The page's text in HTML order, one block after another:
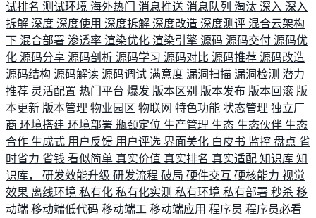
试排名 测试环境 海外热门 消息推送 消息队列 淘汰 深入 深入
拆解 深度 深度使用 深度拆解 深度改造 深度测评 混合云架构
下 混合部署 渗透率 渲染优化 渲染引擎 源码 源码交付 源码优
化 源码分享 源码剖析 源码学习 源码对比 源码推荐 源码改造
源码结构 源码解读 源码调试 满意度 漏洞扫描 漏洞检测 潜力
推荐 灵活配置 热门平台 爆发 版本区别 版本发布 版本回滚 版
本更新 版本管理 物业园区 物联网 特色功能 状态管理 独立厂
商 环境搭建 环境部署 瓶颈定位 生产管理 生态 生态伙伴 生态
合作 生成式 用户反馈 用户评选 界面美化 白皮书 监控 盘点 省
时省力 省钱 看似简单 真实价值 真实排名 真实适配 知识库 知
识库， 研发效能升级 研发流程 破局 硬件交互 硬核能力 视觉
效果 离线环境 私有化 私有化实测 私有环境 私有部署 秒杀 移
动端 移动端低代码 移动端工 移动端应用 程序员 程序员必看